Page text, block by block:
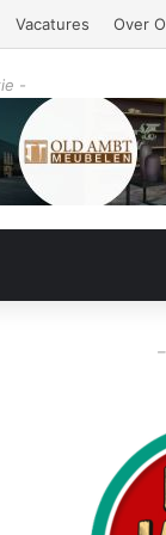
Vacatures Over
-
–